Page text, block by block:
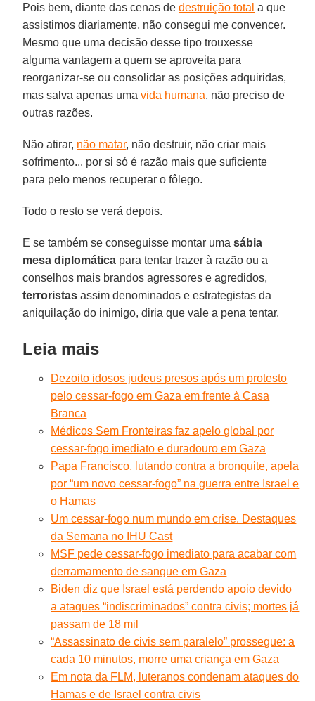
Pois bem, diante das cenas dedestruição total a que
assistimos diariamente, não consegui me convencer.
Mesmo que uma decisão desse tipo trouxesse
alguma vantagem a quem se aproveita para
reorganizar-se ou consolidar as posições adquiridas,
mas salva apenas umavida humana, não preciso de
outras razões.
Não atirar, não matar, não destruir, não criar mais
sofrimento... por si só é razão mais que suficiente
para pelo menos recuperar o fôlego.
Todo o resto se verá depois.
E se também se conseguisse montar umasábia
mesa diplomática para tentar trazer à razão ou a
conselhos mais brandos agressores e agredidos,
terroristas assim denominados e estrategistas da
aniquilação do inimigo, diria que vale a pena tentar.
Leia mais
Dezoito idosos judeus presos após um protesto
pelo cessar-fogo em Gaza em frente à Casa
Branca
Médicos Sem Fronteiras faz apelo global por
cessar-fogo imediato e duradouro em Gaza
Papa Francisco, lutando contra a bronquite, apela
por “um novo cessar-fogo” na guerra entre Israel e
o Hamas
Um cessar-fogo num mundo em crise. Destaques
da Semana no IHU Cast
MSF pede cessar-fogo imediato para acabar com
derramamento de sangue em Gaza
Biden diz que Israel está perdendo apoio devido
a ataques “indiscriminados” contra civis; mortes já
passam de 18 mil
“Assassinato de civis sem paralelo” prossegue: a
cada 10 minutos, morre uma criança em Gaza
Em nota da FLM, luteranos condenam ataques do
Hamas e de Israel contra civis